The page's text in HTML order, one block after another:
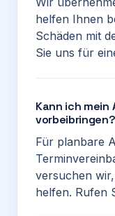
helfen Ihnen
Schäden mit
Sie uns für
Kann ich mein
vorbeibringen?
Für planbare
versuchen
helfen. Rufen